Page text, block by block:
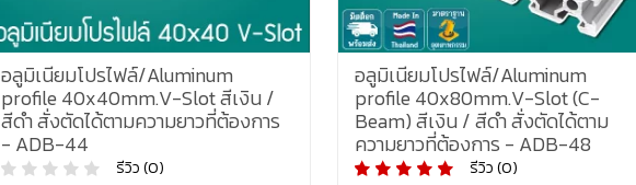
อลูมิเนียมโปรไฟล์/Aluminum
profile 40x40mm.V-Slot สีเงิน /
สีดำ สั่งตัดได้ตามความยาวที่ต้องการ
- ADB-44
รีวิว (0)
อลูมิเนียมโปรไฟล์/Aluminum
profile 40x80mm.V-Slot (C-
Beam) สีเงิน / สีดำ สั่งตัดได้ตาม
ความยาวที่ต้องการ - ADB-48
รีวิว (0)